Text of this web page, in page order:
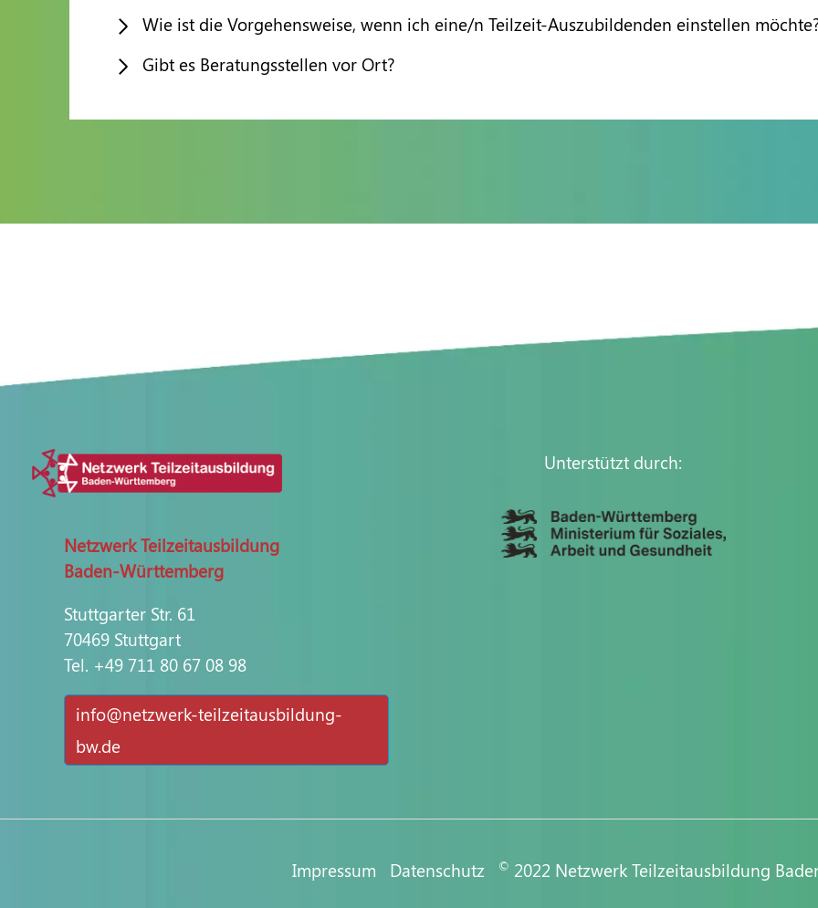
Wie ist die Vorgehensweise, wenn ich eine/n Teilzeit-Auszubildenden einstellen
Gibt es Beratungsstellen vor Ort?
Netzwerk Teilzeitausbildung
Baden-Württemberg
Stuttgarter Str. 61
70469 Stuttgart
Tel. +49 711 80 67 08 98
nf n tzw rk-t lz t sb ld ng-
bwd
Unterstützt durch:
Impressum Datenschutz © 2022 Netzwerk Teilzeitausbildung